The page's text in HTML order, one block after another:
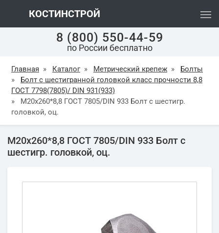
КОСТИНСТРОЙ
8 (800) 550-44-59
по России бесплатно
Главная » Каталог » Метрический крепеж »
Болты
»
Болт с шестигранной головкой класс прочности 8,8
ГОСТ 7798(7805)/ DIN 931(933)
»
М20х260*8,8 ГОСТ 7805/DIN 933 Болт с шестигр.
головкой, оц.
М20х260*8,8 ГОСТ 7805/DIN 933 Болт с
шестигр. головкой, оц.